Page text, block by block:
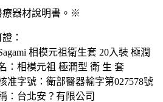
器材說明書。※
：
相模元祖衛生套 20入裝 極潤
： 相模元祖 極潤型 衛 生 套
准字號： 衛部醫器輸字第027578號
： 台北安？有限公司